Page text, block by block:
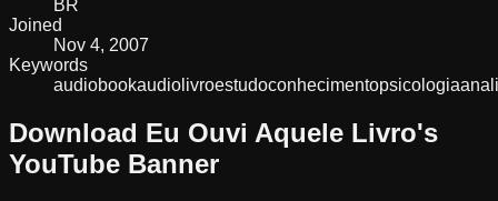
BR
Joined
Nov 4, 2007
Keywords
audiobookaudiolivroestudoconhecimento
Download Eu Ouvi Aquele Livro's
YouTube Banner